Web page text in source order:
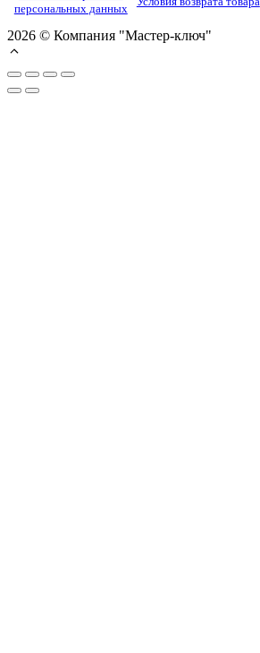
персональных данных
2026 © Компания "Мастер-ключ"